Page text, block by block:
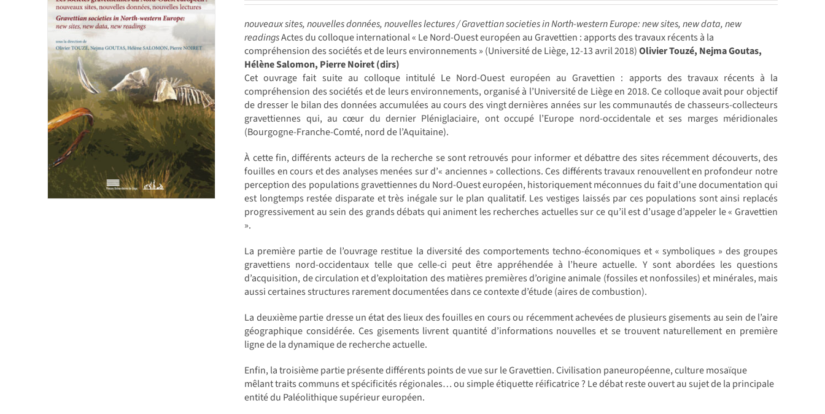
nouveaux sites, nouvelles données, nouvelles lectures /Gravettian societies in North-western Europe: new sites, new data, new
readingsActes du colloque international « Le Nord-Ouest européen au Gravettien : apports des travaux récents à la
compréhension des sociétés et de leurs environnements » (Université de Liège, 12-13 avril 2018)Olivier Touzé, Nejma Goutas,
Hélène Salomon, Pierre Noiret (dirs)
Cet ouvrage fait suite au colloque intitulé Le Nord-Ouest européen au Gravettien : apports des travaux récents à la
compréhension des sociétés et de leurs environnements, organisé à l’Université de Liège en 2018. Ce colloque avait pour objectif
de dresser le bilan des données accumulées au cours des vingt dernières années sur les communautés de chasseurs-collecteurs
gravettiennes qui, au cœur du dernier Pléniglaciaire, ont occupé l’Europe nord-occidentale et ses marges méridionales
(Bourgogne-Franche-Comté, nord de l’Aquitaine).
À cette fin, différents acteurs de la recherche se sont retrouvés pour informer et débattre des sites récemment découverts, des
fouilles en cours et des analyses menées sur d’« anciennes » collections. Ces différents travaux renouvellent en profondeur notre
perception des populations gravettiennes du Nord-Ouest européen, historiquement méconnues du fait d’une documentation qui
est longtemps restée disparate et très inégale sur le plan qualitatif. Les vestiges laissés par ces populations sont ainsi replacés
progressivement au sein des grands débats qui animent les recherches actuelles sur ce qu’il est d’usage d’appeler le « Gravettien
».
La première partie de l’ouvrage restitue la diversité des comportements techno-économiques et « symboliques » des groupes
gravettiens nord-occidentaux telle que celle-ci peut être appréhendée à l’heure actuelle. Y sont abordées les questions
d’acquisition, de circulation et d’exploitation des matières premières d’origine animale (fossiles et nonfossiles) et minérales, mais
aussi certaines structures rarement documentées dans ce contexte d’étude (aires de combustion).
La deuxième partie dresse un état des lieux des fouilles en cours ou récemment achevées de plusieurs gisements au sein de l’aire
géographique considérée. Ces gisements livrent quantité d’informations nouvelles et se trouvent naturellement en première
ligne de la dynamique de recherche actuelle.
Enfin, la troisième partie présente différents points de vue sur le Gravettien. Civilisation paneuropéenne, culture mosaïque
mêlant traits communs et spécificités régionales… ou simple étiquette réificatrice ? Le débat reste ouvert au sujet de la principale
entité du Paléolithique supérieur européen.